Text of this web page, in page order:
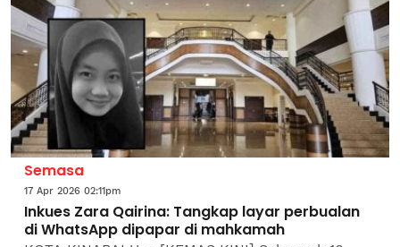
Semasa
17 Apr 2026 02:11pm
Inkues Zara Qairina: Tangkap layar perbualan
di WhatsApp dipapar di mahkamah